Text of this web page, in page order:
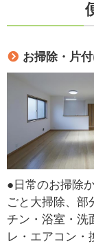
お掃除・片
●日常のお掃除
ごと大掃除、部
チン・浴室・洗
レ・エアコン・